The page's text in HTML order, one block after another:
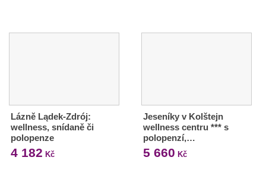
Lázně Lądek-Zdrój:
wellness, snídaně či
polopenze
4 182 Kč
Jeseníky v Kolštejn
wellness centru *** s
polopenzí,…
5 660 Kč